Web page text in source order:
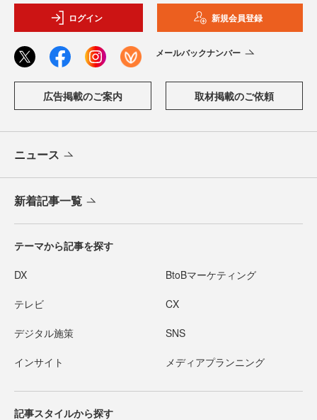
ログイン 新規会員登録
メールバックナンバー
広告掲載のご案内 取材掲載のご依頼
ニュース
新着記事一覧
テーマから記事を探す
DX BtoBマーケティング
テレビ CX
デジタル施策 SNS
インサイト メディアプランニング
記事スタイルから探す